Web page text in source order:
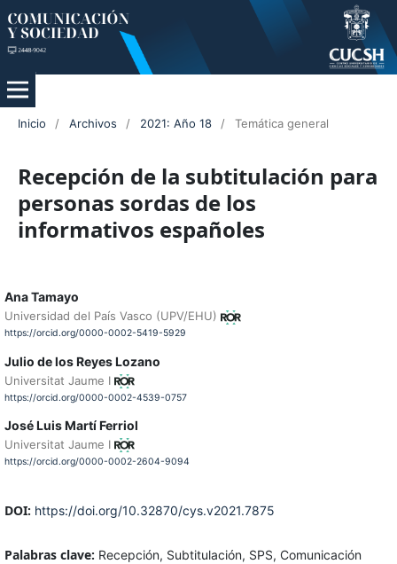
Inicio / Archivos / 2021: Año 18 / Temática general
Recepción de la subtitulación para
personas sordas de los
informativos españoles
Ana Tamayo
Universidad del País Vasco (UPV/EHU)
https://orcid.org/0000-0002-5419-5929
Julio de los Reyes Lozano
Universitat Jaume I
https://orcid.org/0000-0002-4539-0757
José Luis Martí Ferriol
Universitat Jaume I
https://orcid.org/0000-0002-2604-9094
DOI: https://doi.org/10.32870/cys.v2021.7875
Palabras clave: Recepción, Subtitulación, SPS, Comunicación